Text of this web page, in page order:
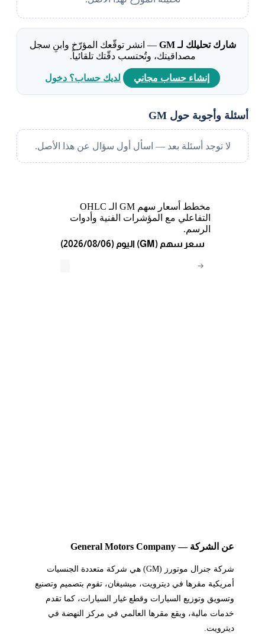
شارك تحليلك لـ GM
— انشر توقّعك المؤرّخ وابنِ سجل
مصداقيتك، وتُحتسب دقّتك تلقائياً.
إنشاء حساب مجاني لديك حساب؟ دخول
أسئلة وأجوبة حول GM
لا توجد أسئلة بعد — اسأل أول سؤال عن هذا الأصل.
مخطط أسعار سهم GM الـ OHLC
التفاعلي مع المؤشرات الفنية وأدوات
الرسم.
→
(2026/08/06) اليوم (GM) سعر سهم
عن الشركة — General Motors Company
شركة جنرال موتورز (GM) هي شركة متعددة الجنسيات
أمريكية مقرها في ديترويت، ميشيغان، تقوم بتصميم وتصنيع
وتسويق وتوزيع السيارات وقطع غيار السيارات، كما تقدم
خدمات مالية، ويقع مقرها العالمي في مركز النهضة في
ديترويت.